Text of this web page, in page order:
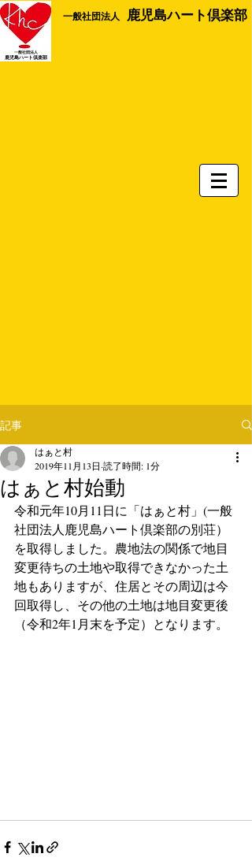
一般社団法人
​鹿児島ハート倶楽部
​一般社団法人 鹿児島ハート倶楽部
記事
はぁと村始動
はぁと村
2019年11月13日 読了時間: 1分
令和元年10月11日に「はぁと村」(一般
社団法人鹿児島ハート倶楽部の別荘）
を取得しました。農地法の関係で地目
変更待ちの土地や取得できなかった土
地もありますが、住居とその周辺は今
回取得し、その他の土地は地目変更後
（令和2年1月末を予定）となります。